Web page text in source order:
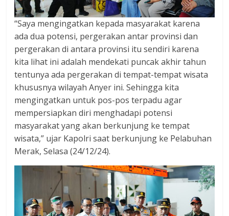
“Saya mengingatkan kepada masyarakat karena
ada dua potensi, pergerakan antar provinsi dan
pergerakan di antara provinsi itu sendiri karena
kita lihat ini adalah mendekati puncak akhir tahun
tentunya ada pergerakan di tempat-tempat wisata
khususnya wilayah Anyer ini. Sehingga kita
mengingatkan untuk pos-pos terpadu agar
mempersiapkan diri menghadapi potensi
masyarakat yang akan berkunjung ke tempat
wisata,” ujar Kapolri saat berkunjung ke Pelabuhan
Merak, Selasa (24/12/24).